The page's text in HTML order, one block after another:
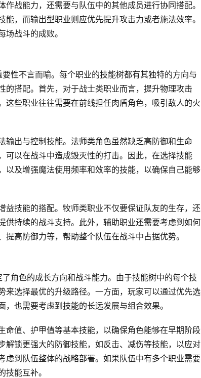
战能力，还需要与队伍中的其他成员进行协同搭配。
，而输出型职业则应优先提升攻击力或者施法效率。
战斗的成败。
性不言而喻。每个职业的技能树都有其独特的方向与
搭配。首先，对于战士类职业而言，提升物理攻击
这些职业往往需要在前线担任肉盾角色，吸引敌人的火
输出与控制技能。法师类角色虽然缺乏高防御和生命
可以在战斗中造成毁灭性的打击。因此，在选择技能
以及增强魔法使用频率和效率的技能，以确保自己能够
益技能的搭配。牧师类职业不仅要保证队友的生存，还
供持续的战斗支持。此外，辅助职业还需要考虑到如何
高防御力等，帮助整个队伍在战斗中占据优势。
角色的成长方向和战斗能力。由于技能树中的每个技
来选择最优的升级路径。一方面，玩家可以通过优先选
也需要考虑到技能的长远发展与组合效果。
命值、护甲值等基本技能，以确保角色能够在早期阶段
解锁更强大的防御技能，如反击、减伤等技能，以应对
虑到队伍整体的战略部署。如果队伍中有多个职业需要
能互补。